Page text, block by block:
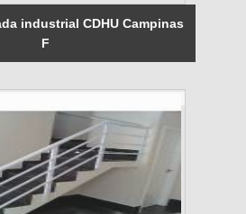
industrial CDHU Campinas
F